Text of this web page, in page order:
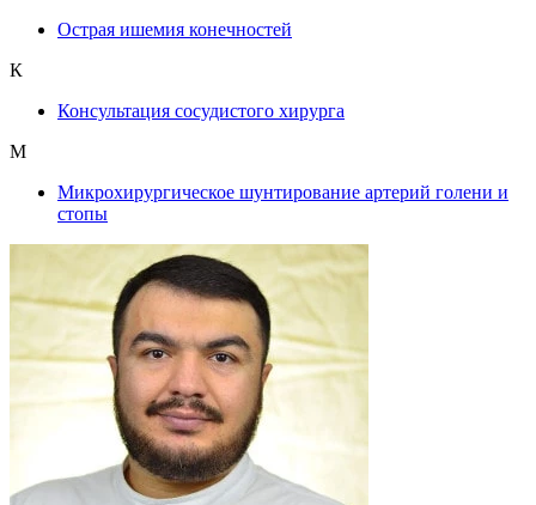
Острая ишемия конечностей
К
Консультация сосудистого хирурга
М
Микрохирургическое шунтирование артерий голени и
стопы